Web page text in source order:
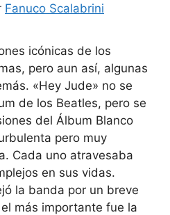
Fanuco Scalabrini
icónicas de los
pero aun así, algunas
«Hey Jude» no se
de los Beatles, pero se
del Álbum Blanco
pero muy
Cada uno atravesaba
en sus vidas.
la banda por un breve
más importante fue la